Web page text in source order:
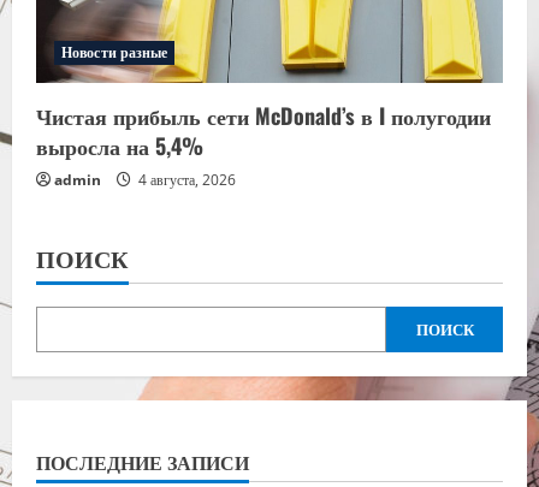
Новости разные
Чистая прибыль сети McDonald’s в I полугодии
выросла на 5,4%
admin 4 августа, 2026
ПОИСК
ПОИСК
ПОСЛЕДНИЕ ЗАПИСИ